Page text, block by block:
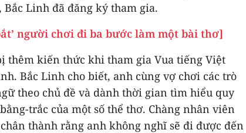
Linh đã đăng ký tham gia.
người chơi đi ba bước làm một bài thơ]
thêm kiến thức khi tham gia Vua tiếng Việt
Bắc Linh cho biết, anh cùng vợ chơi các trò
theo chủ đề và dành thời gian tìm hiểu quy
trắc của một số thể thơ. Chàng nhân viên
thành rằng anh không nghĩ sẽ đi được đến